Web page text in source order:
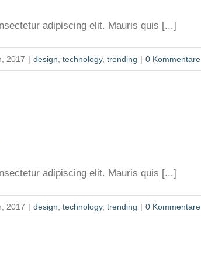
adipiscing elit. Mauris quis [...]
2017 | design technology, trending | 0 Kommentare
adipiscing elit. Mauris quis [...]
2017 | design technology, trending | 0 Kommentare